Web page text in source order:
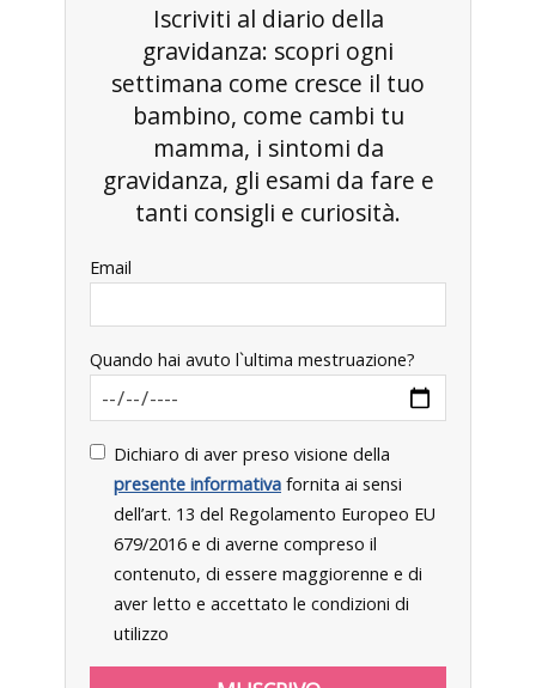
Iscriviti al diario della
gravidanza: scopri ogni
settimana come cresce il tuo
bambino, come cambi tu
mamma, i sintomi da
gravidanza, gli esami da fare e
tanti consigli e curiosità.
Email
Quando hai avuto l`ultima mestruazione?
Dichiaro di aver preso visione della
presente informativa fornita ai sensi
dell’art. 13 del Regolamento Europeo EU
679/2016 e di averne compreso il
contenuto, di essere maggiorenne e di
aver letto e accettato le condizioni di
utilizzo